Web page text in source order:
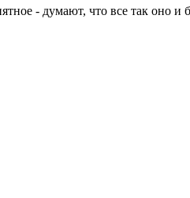
- думают, что все так оно и